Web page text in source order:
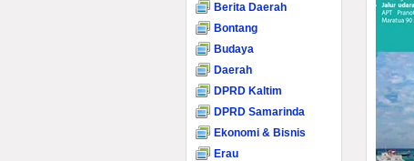
Berita Daerah
Bontang
Budaya
Daerah
DPRD Kaltim
DPRD Samarinda
Ekonomi & Bisnis
Erau